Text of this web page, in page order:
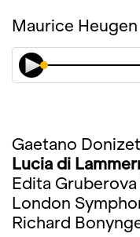
Maurice Heugen
Gaetano
Lucia di
Edita Gruberova
London
Richard